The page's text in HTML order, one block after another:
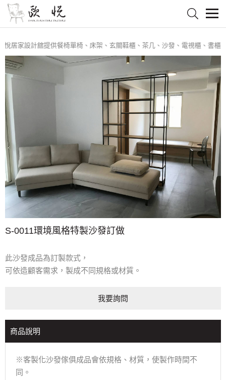
居家設計舘提供餐椅單椅、床架、玄關鞋櫃、茶几、沙發、電視櫃、書櫃、
S-0011環境風格特製沙發訂做
此沙發成品為訂製款式，
可依造顧客需求，製成不同規格或材質。
我要詢問
商品說明
※客製化沙發傢俱成品會依規格、材質，使製作時間不
同。